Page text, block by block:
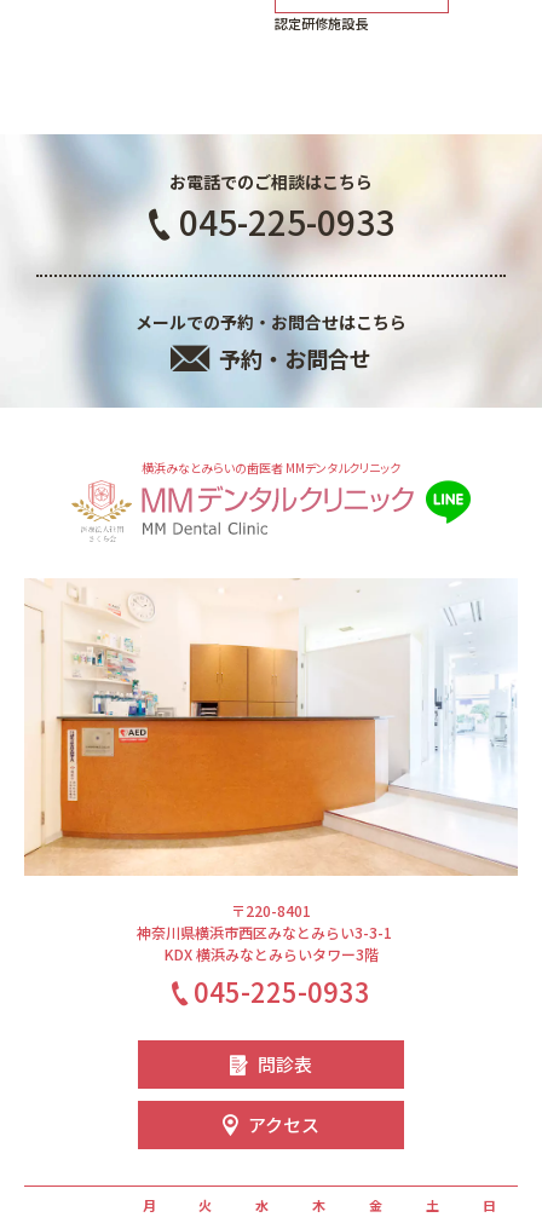
認定研修施設長
お電話でのご相談はこちら
045-225-0933
メールでの予約・お問合せはこちら
予約・お問合せ
横浜みなとみらいの歯医者 MMデンタルクリニック
〒220-8401
神奈川県横浜市西区みなとみらい3-3-1
KDX 横浜みなとみらいタワー3階
045-225-0933
問診表
アクセス
月 火 水 木 金 土 日